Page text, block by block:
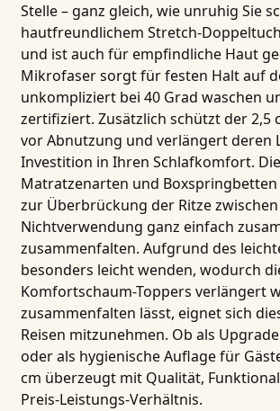
Stelle – ganz gleich, wie unruhig Sie
hautfreundlichem Stretch-Doppeltuch
und ist auch für empfindliche Haut
Mikrofaser sorgt für festen Halt auf
unkompliziert bei 40 Grad waschen
zertifiziert. Zusätzlich schützt der2,5
vor Abnutzung und verlängert deren
Investition in Ihren Schlafkomfort.
Matratzenarten und
zur Überbrückung der Ritze
Nichtverwendung ganz einfach
zusammenfalten. Aufgrund des
besonders leicht wenden, wodurch
Komfortschaum-Toppers verlängert
zusammenfalten lässt, eignet sich
Reisen mitzunehmen. Ob als
oder als hygienische Auflage für
cm überzeugt mit Qualität,
Preis-Leistungs-Verhältnis.